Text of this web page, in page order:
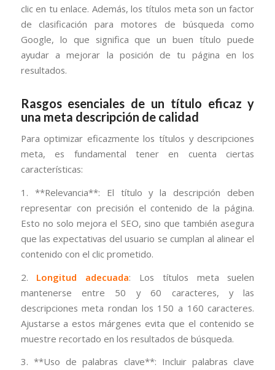
clic en tu enlace. Además, los títulos meta son un factor
de clasificación para motores de búsqueda como
Google, lo que significa que un buen título puede
ayudar a mejorar la posición de tu página en los
resultados.
Rasgos esenciales de un título eficaz y
una meta descripción de calidad
Para optimizar eficazmente los títulos y descripciones
meta, es fundamental tener en cuenta ciertas
características:
1. **Relevancia**: El título y la descripción deben
representar con precisión el contenido de la página.
Esto no solo mejora el SEO, sino que también asegura
que las expectativas del usuario se cumplan al alinear el
contenido con el clic prometido.
2. Longitud adecuada: Los títulos meta suelen
mantenerse entre 50 y 60 caracteres, y las
descripciones meta rondan los 150 a 160 caracteres.
Ajustarse a estos márgenes evita que el contenido se
muestre recortado en los resultados de búsqueda.
3. **Uso de palabras clave**: Incluir palabras clave